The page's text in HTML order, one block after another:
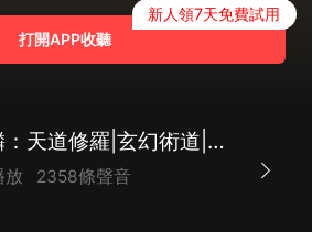
打開APP收聽
新人領7天免費試用
血麒麟：天道修羅|玄幻術道|異界大陸|穿越重生熱血
放 2358條聲音